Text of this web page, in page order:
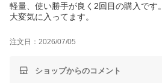
軽量、使い勝手が良く2回目の購入です。
大変気に入ってます。
注文日：2026/07/05
ショップからのコメント